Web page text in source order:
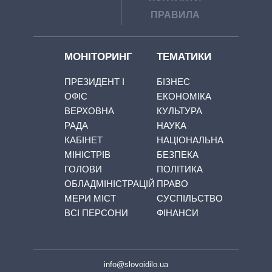
ПРАВИЛА
МОНІТОРИНГ
ПРЕЗИДЕНТ І
ОФІС
ВЕРХОВНА
РАДА
КАБІНЕТ
МІНІСТРІВ
ГОЛОВИ
ОБЛАДМІНІСТРАЦІЙ
МЕРИ МІСТ
ВСІ ПЕРСОНИ
ТЕМАТИКИ
БІЗНЕС
ЕКОНОМІКА
КУЛЬТУРА
НАУКА
НАЦІОНАЛЬНА
БЕЗПЕКА
ПОЛІТИКА
ПРАВО
СУСПІЛЬСТВО
ФІНАНСИ
info@slovoidilo.ua